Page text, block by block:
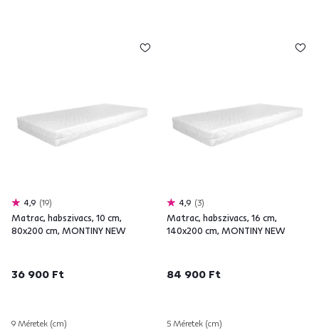
4,9 19
Matrac, habszivacs, 10 cm,
80x200 cm, MONTINY NEW
36 900 Ft
9 Méretek (cm)
4,9 3
Matrac, habszivacs, 16 cm,
140x200 cm, MONTINY NEW
84 900 Ft
5 Méretek (cm)